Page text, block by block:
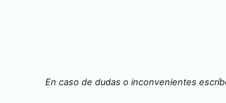
de carbono
En caso de dudas o inconvenientes